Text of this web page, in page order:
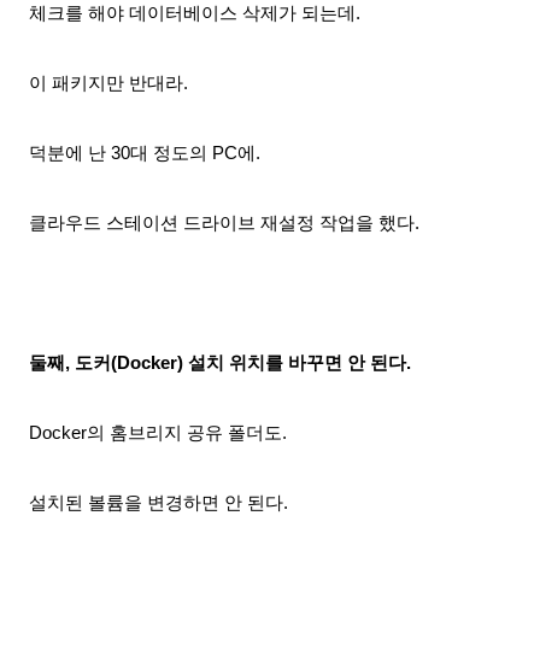
체크를 해야 데이터베이스 삭제가 되는데.
이 패키지만 반대라.
덕분에 난 30대 정도의 PC에.
클라우드 스테이션 드라이브 재설정 작업을 했다.
둘째, 도커(Docker) 설치 위치를 바꾸면 안 된다.
Docker의 홈브리지 공유 폴더도.
설치된 볼륨을 변경하면 안 된다.